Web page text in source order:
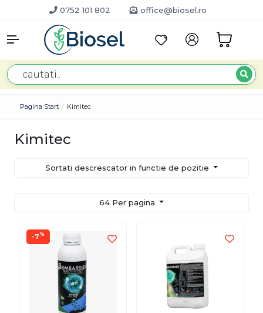
0752 101 802 office@biosel.ro
Pagina Start Kimitec
Kimitec
Sortati descrescator in functie de pozitie
64 Per pagina
-7%